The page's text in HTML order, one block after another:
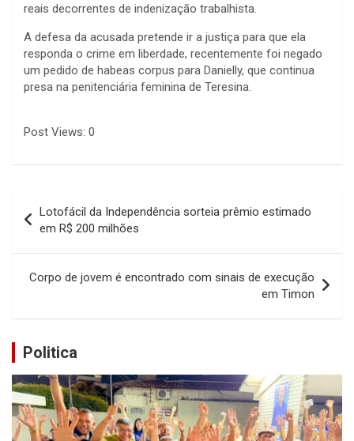
reais decorrentes de indenização trabalhista.
A defesa da acusada pretende ir a justiça para que ela
responda o crime em liberdade, recentemente foi negado
um pedido de habeas corpus para Danielly, que continua
presa na penitenciária feminina de Teresina.
Post Views: 0
de
Post
Lotofácil da Independência sorteia prêmio estimado
em R$ 200 milhões
Corpo de jovem é encontrado com sinais de execução
em Timon
Politica